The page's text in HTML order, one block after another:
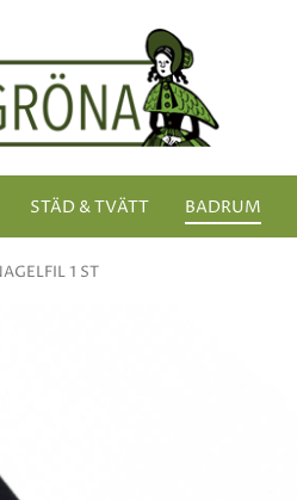
STÄD & TVÄTT BADRUM
1 ST